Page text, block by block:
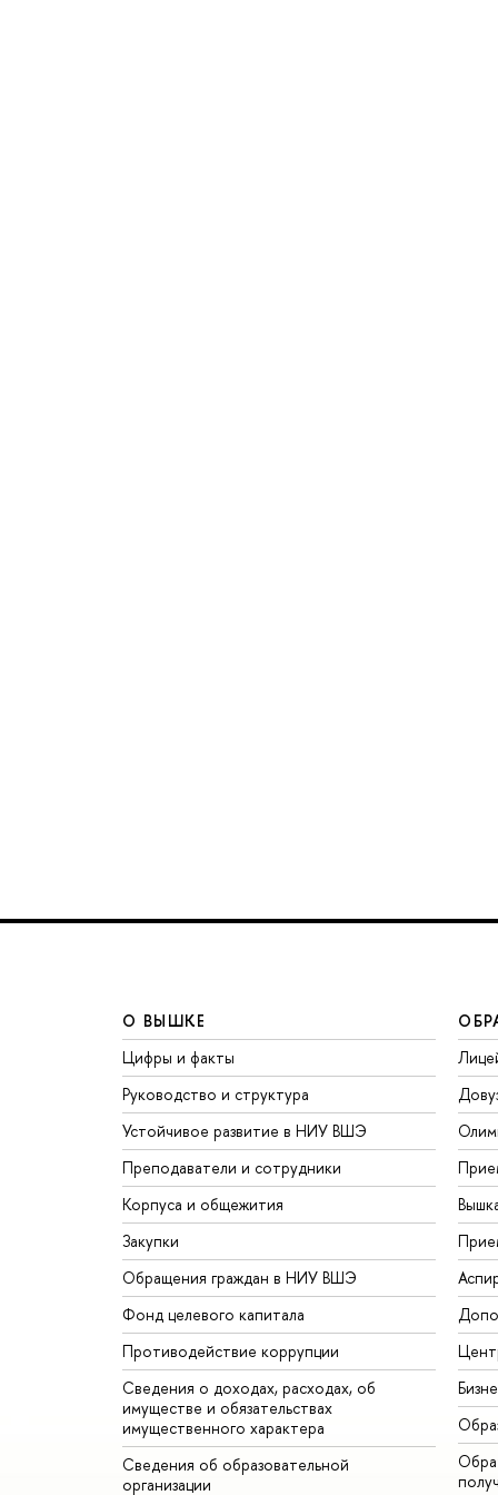
О ВЫШКЕ
Цифры и факты
Руководство и структура
Устойчивое развитие в НИУ ВШЭ
Преподаватели и сотрудники
Корпуса и общежития
Закупки
Обращения граждан в НИУ ВШЭ
Фонд целевого капитала
Противодействие коррупции
Сведения о доходах, расходах, об
имуществе и обязательствах
имущественного характера
Сведения об образовательной
организации